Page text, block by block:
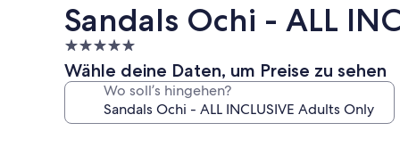
Sandals Ochi - ALL
5.0-
Sterne-
Unterkunft
Wähle deine Daten, um Preise zu sehen
Wo soll’s hingehen?